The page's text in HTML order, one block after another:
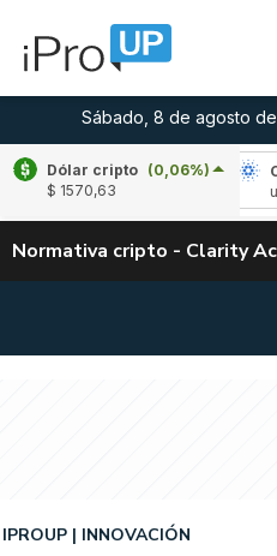
Sábado, 8 de agosto
Dólar cripto (0,06%)
$ 1570,63
(2,08%)
Cardano
Normativa cripto - Clarity
IPROUP INNOVACIÓN